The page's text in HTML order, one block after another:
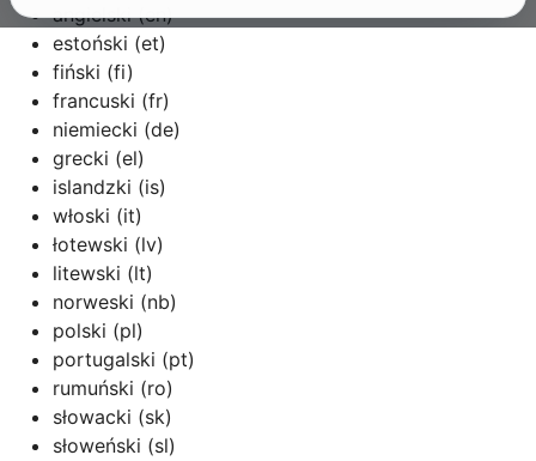
angielski (en)
estoński (et)
fiński (fi)
francuski (fr)
niemiecki (de)
grecki (el)
islandzki (is)
włoski (it)
łotewski (lv)
litewski (lt)
norweski (nb)
polski (pl)
portugalski (pt)
rumuński (ro)
słowacki (sk)
słoweński (sl)